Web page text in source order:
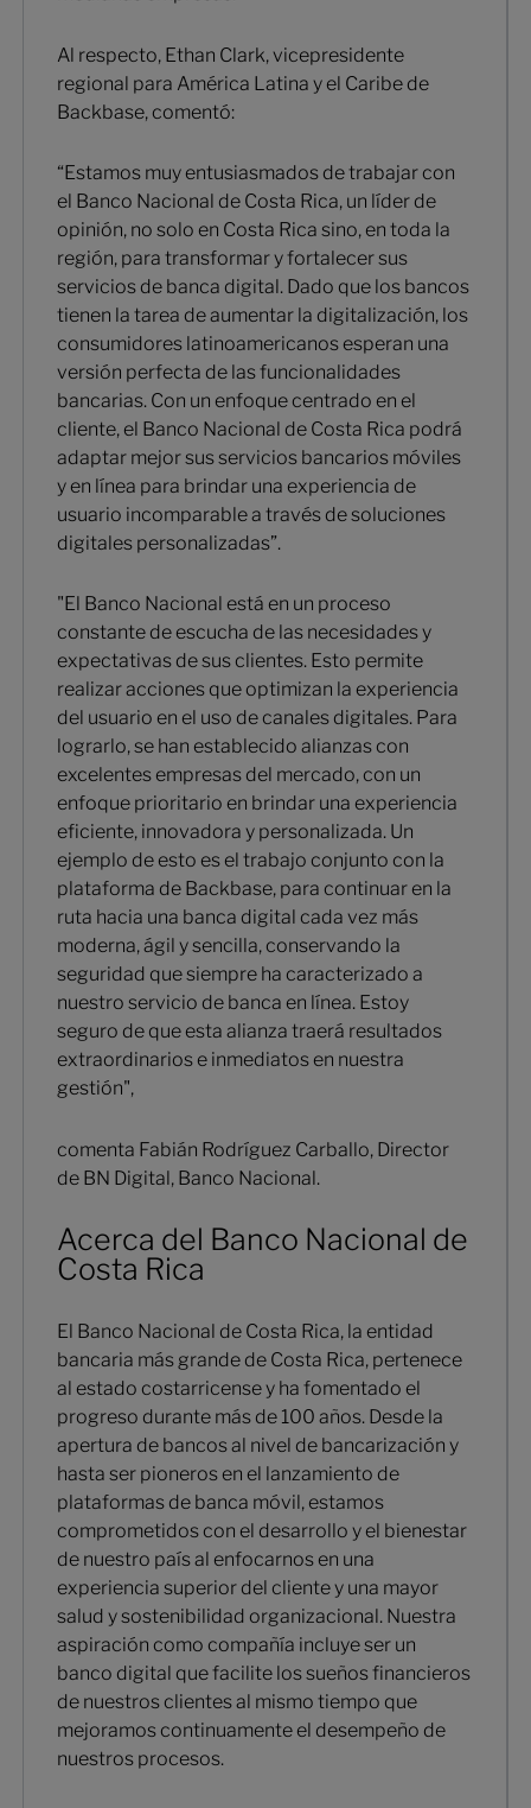
Al respecto, Ethan Clark, vicepresidente
regional para América Latina y el Caribe de
Backbase, comentó:
“Estamos muy entusiasmados de trabajar con
el Banco Nacional de Costa Rica, un líder de
opinión, no solo en Costa Rica sino, en toda la
región, para transformar y fortalecer sus
servicios de banca digital. Dado que los bancos
tienen la tarea de aumentar la digitalización, los
consumidores latinoamericanos esperan una
versión perfecta de las funcionalidades
bancarias. Con un enfoque centrado en el
cliente, el Banco Nacional de Costa Rica podrá
adaptar mejor sus servicios bancarios móviles
y en línea para brindar una experiencia de
usuario incomparable a través de soluciones
digitales personalizadas”.
"El Banco Nacional está en un proceso
constante de escucha de las necesidades y
expectativas de sus clientes. Esto permite
realizar acciones que optimizan la experiencia
del usuario en el uso de canales digitales. Para
lograrlo, se han establecido alianzas con
excelentes empresas del mercado, con un
enfoque prioritario en brindar una experiencia
eficiente, innovadora y personalizada. Un
ejemplo de esto es el trabajo conjunto con la
plataforma de Backbase, para continuar en la
ruta hacia una banca digital cada vez más
moderna, ágil y sencilla, conservando la
seguridad que siempre ha caracterizado a
nuestro servicio de banca en línea. Estoy
seguro de que esta alianza traerá resultados
extraordinarios e inmediatos en nuestra
gestión",
comenta Fabián Rodríguez Carballo, Director
de BN Digital, Banco Nacional.
Acerca del Banco Nacional de
Costa Rica
El Banco Nacional de Costa Rica, la entidad
bancaria más grande de Costa Rica, pertenece
al estado costarricense y ha fomentado el
progreso durante más de 100 años. Desde la
apertura de bancos al nivel de bancarización y
hasta ser pioneros en el lanzamiento de
plataformas de banca móvil, estamos
comprometidos con el desarrollo y el bienestar
de nuestro país al enfocarnos en una
experiencia superior del cliente y una mayor
salud y sostenibilidad organizacional. Nuestra
aspiración como compañía incluye ser un
banco digital que facilite los sueños financieros
de nuestros clientes al mismo tiempo que
mejoramos continuamente el desempeño de
nuestros procesos.